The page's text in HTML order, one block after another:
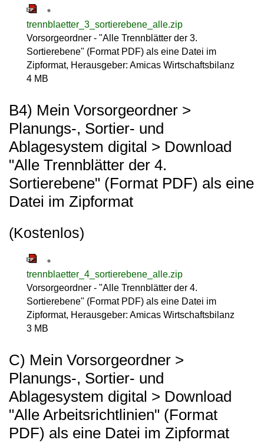
trennblaetter_3_sortierebene_alle.zip
Vorsorgeordner - "Alle Trennblätter der 3.
Sortierebene" (Format PDF) als eine Datei im
Zipformat, Herausgeber: Amicas Wirtschaftsbilanz
4 MB
B4) Mein Vorsorgeordner >
Planungs-, Sortier- und
Ablagesystem digital > Download
"Alle Trennblätter der 4.
Sortierebene" (Format PDF) als eine
Datei im Zipformat
(Kostenlos)
trennblaetter_4_sortierebene_alle.zip
Vorsorgeordner - "Alle Trennblätter der 4.
Sortierebene" (Format PDF) als eine Datei im
Zipformat, Herausgeber: Amicas Wirtschaftsbilanz
3 MB
C) Mein Vorsorgeordner >
Planungs-, Sortier- und
Ablagesystem digital > Download
"Alle Arbeitsrichtlinien" (Format
PDF) als eine Datei im Zipformat